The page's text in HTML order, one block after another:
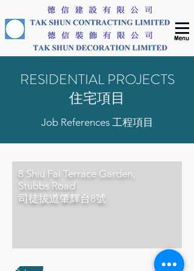
RESIDENTIAL PROJECTS
​住宅項目
Job References 工程項目
8 Shiu Fai Terrace Garden,
Stubbs Road
司徒拔道肇輝台8號